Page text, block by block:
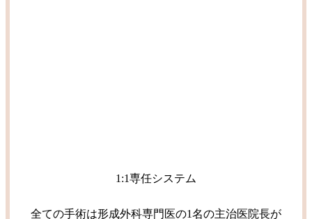
1:1専任システム
全ての手術は形成外科専門医の1名の主治医院長が